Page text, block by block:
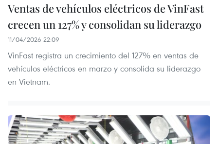
Ventas de vehículos eléctricos de VinFast
crecen un 127% y consolidan su liderazgo
11/04/2026 22:09
VinFast registra un crecimiento del 127% en ventas de
vehículos eléctricos en marzo y consolida su liderazgo
en Vietnam.